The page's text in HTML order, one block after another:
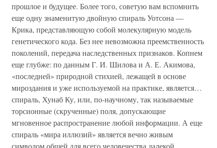
прошлое и будущее. Более того, советую вам вспомнить
еще одну знаменитую двойную спираль Уотсона —
Крика, представляющую собой молекулярную модель
генетического кода. Без нее невозможна преемственность
поколений, передача наследственных признаков. Копнем
еще глубже: по данным Г. И. Шилова и А. Е. Акимова,
«последней» природной стихией, лежащей в основе
мироздания и уже используемой на практике, является…
спираль, Хунаб Ку, или, по-научному, так называемые
торсионные (скрученные) поля, допускающие
мгновенное распространение любой информации. А еще
спираль «мира иллюзий» является вечно живым
символом общей для всего человечества далекой